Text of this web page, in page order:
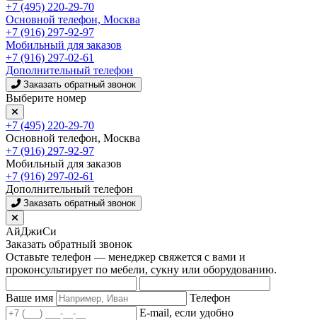
+7 (495) 220-29-70
Основной телефон, Москва
+7 (916) 297-92-97
Мобильный для заказов
+7 (916) 297-02-61
Дополнительный телефон
Заказать обратный звонок
Выберите номер
+7 (495) 220-29-70
Основной телефон, Москва
+7 (916) 297-92-97
Мобильный для заказов
+7 (916) 297-02-61
Дополнительный телефон
Заказать обратный звонок
АйДжиСи
Заказать обратный звонок
Оставьте телефон — менеджер свяжется с вами и
проконсультирует по мебели, сукну или оборудованию.
Ваше имя
Телефон
E-mail, если удобно